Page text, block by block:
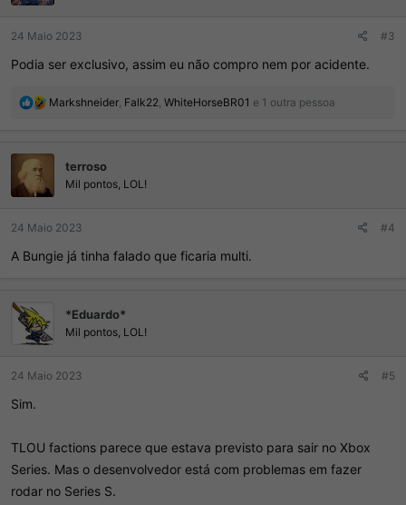
24 Maio 2023 #3
Podia ser exclusivo, assim eu não compro nem por acidente.
R
ç
s
Markshneider, Falk22, WhiteHorseBR01 e 1 outra pessoa
terroso
Mil pontos, LOL!
24 Maio 2023 #4
A Bungie já tinha falado que ficaria multi.
*Eduardo*
Mil pontos, LOL!
24 Maio 2023 #5
Sim.
TLOU factions parece que estava previsto para sair no Xbox
Series. Mas o desenvolvedor está com problemas em fazer
rodar no Series S.